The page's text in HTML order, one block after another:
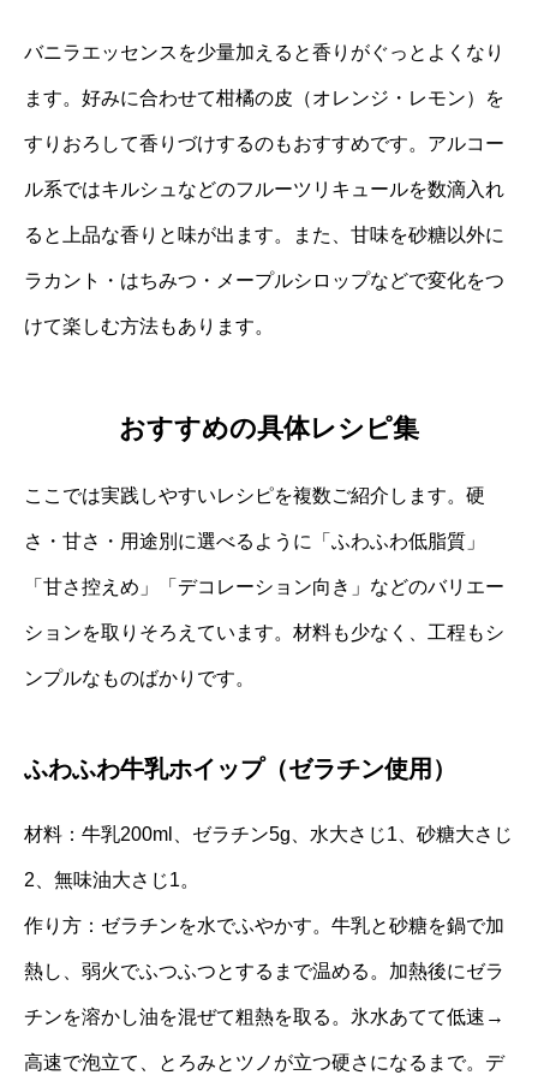
バニラエッセンスを少量加えると香りがぐっとよくなり
ます。好みに合わせて柑橘の皮（オレンジ・レモン）を
すりおろして香りづけするのもおすすめです。アルコー
ル系ではキルシュなどのフルーツリキュールを数滴入れ
ると上品な香りと味が出ます。また、甘味を砂糖以外に
ラカント・はちみつ・メープルシロップなどで変化をつ
けて楽しむ方法もあります。
おすすめの具体レシピ集
ここでは実践しやすいレシピを複数ご紹介します。硬
さ・甘さ・用途別に選べるように「ふわふわ低脂質」
「甘さ控えめ」「デコレーション向き」などのバリエー
ションを取りそろえています。材料も少なく、工程もシ
ンプルなものばかりです。
ふわふわ牛乳ホイップ（ゼラチン使用）
材料：牛乳200ml、ゼラチン5g、水大さじ1、砂糖大さじ
2、無味油大さじ1。
作り方：ゼラチンを水でふやかす。牛乳と砂糖を鍋で加
熱し、弱火でふつふつとするまで温める。加熱後にゼラ
チンを溶かし油を混ぜて粗熱を取る。氷水あてて低速→
高速で泡立て、とろみとツノが立つ硬さになるまで。デ